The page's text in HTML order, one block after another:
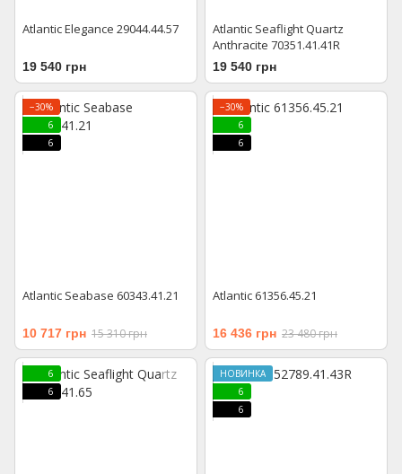
Atlantic Elegance 29044.44.57
19 540 грн
Atlantic Seaflight Quartz
Anthracite 70351.41.41R
19 540 грн
−30%
6
6
Atlantic Seabase 60343.41.21
10 717 грн 15 310 грн
−30%
6
6
Atlantic 61356.45.21
16 436 грн 23 480 грн
6
6
НОВИНКА
6
6